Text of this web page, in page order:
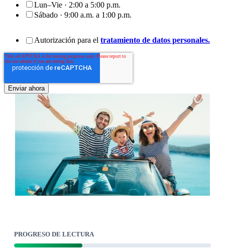
Lun–Vie · 2:00 a 5:00 p.m.
Sábado · 9:00 a.m. a 1:00 p.m.
Autorización para el tratamiento de datos personales.
PROGRESO DE LECTURA